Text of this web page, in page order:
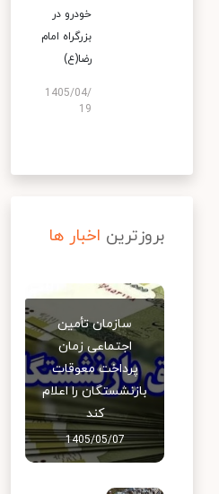
خودرو در
بزرگراه امام
رضا(ع)
1405/04/
19
بروزترین اخبار ها
سازمان تأمین
اجتماعی زمان
پرداخت معوقات
بازنشستگان را اعلام
کند
1405/05/07